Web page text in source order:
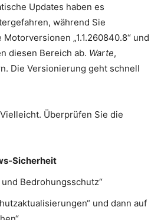
Updates haben es
während Sie
„1.1.260840.8“ und
diesen Bereich ab. Warte,
Die Versionierung geht schnell
Überprüfen Sie die
Sicherheit
Bedrohungsschutz“
und dann auf